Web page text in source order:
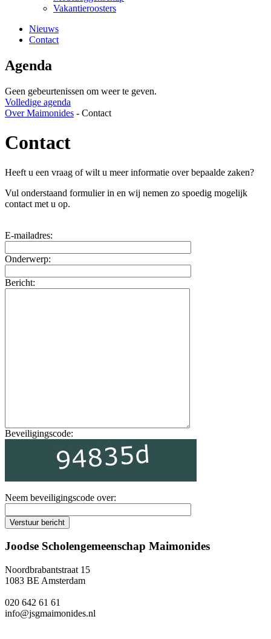
Vakantieroosters
Nieuws
Contact
Agenda
Geen gebeurtenissen om weer te geven.
Volledige agenda
Over Maimonides - Contact
Contact
Heeft u een vraag of wilt u meer informatie over bepaalde zaken?
Vul onderstaand formulier in en wij nemen zo spoedig mogelijk
contact met u op.
E-mailadres:
Onderwerp:
Bericht:
Beveiligingscode:
Neem beveiligingscode over:
Joodse Scholengemeenschap Maimonides
Noordbrabantstraat 15
1083 BE Amsterdam
020 642 61 61
info@jsgmaimonides.nl